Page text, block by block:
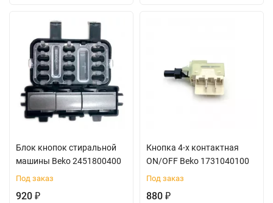
Блок кнопок стиральной
машины Beko 2451800400
Под заказ
920 ₽
Кнопка 4-х контактная
ON/OFF Beko 1731040100
Под заказ
880 ₽